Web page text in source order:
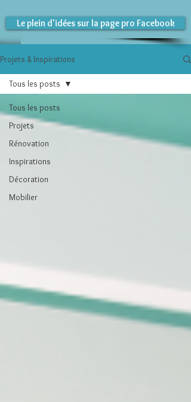
Le plein d'idées sur la page pro Facebook
Projets & Inspirations
Tous les posts
Projets
Rénovation
Inspirations
Décoration
Mobilier
Tous les posts